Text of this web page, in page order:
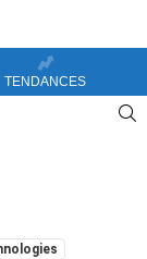
TENDANCES